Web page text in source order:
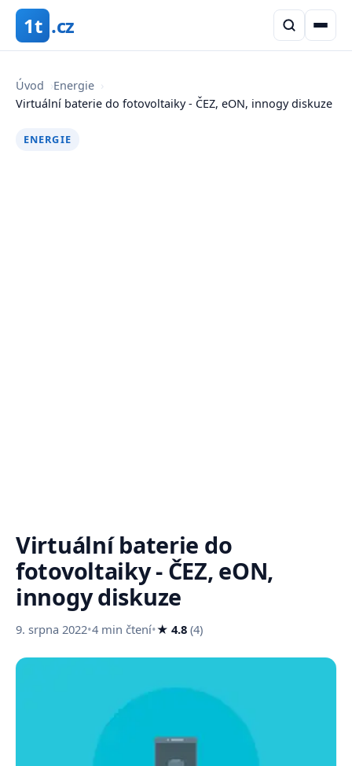
1t .cz
Úvod ›Energie ›
Virtuální baterie do fotovoltaiky - ČEZ, eON, innogy diskuze
ENERGIE
Virtuální baterie do
fotovoltaiky - ČEZ, eON,
innogy diskuze
9. srpna 2022•4 min čtení•★ 4.8 (4)